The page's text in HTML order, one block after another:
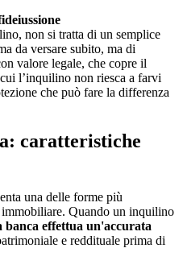
non si tratta di un semplice
da versare subito, ma di
valore legale, che copre il
l’inquilino non riesca a farvi
che può fare la differenza
caratteristiche
una delle forme più
Quando un inquilino
banca effettua un'accurata
e reddituale prima di